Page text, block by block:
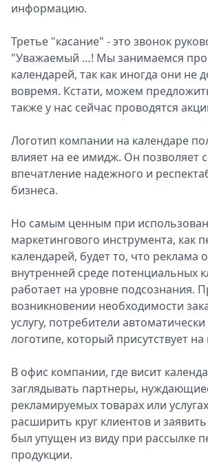
информацию.
Третье "касание" - это звонок
"Уважаемый …! Мы занимаемся
календарей, так как иногда они не
вовремя. Кстати, можем
также у нас сейчас проводятся
Логотип компании на календаре
влияет на ее имидж. Он позволяет
впечатление надежного и
бизнеса.
Но самым ценным при
маркетингового инструмента, как
календарей, будет то, что реклама
внутренней среде потенциальных
работает на уровне подсознания.
возникновении необходимости
услугу, потребители
логотипе, который присутствует на
В офис компании, где висит
заглядывать партнеры,
рекламируемых товарах или
расширить круг клиентов и
был упущен из виду при рассылке
продукции.